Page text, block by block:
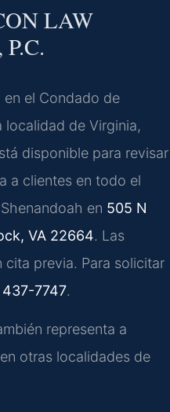
LAW
en el Condado de
localidad de Virginia,
disponible para revisar
a clientes en todo el
en 505 N
VA 22664. Las
previa. Para solicitar
7747.
representa a
otras localidades de